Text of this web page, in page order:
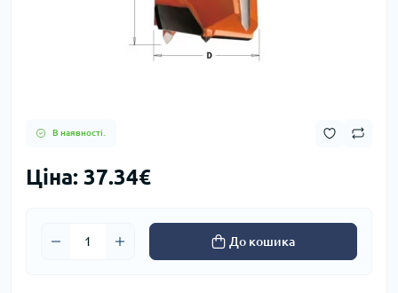
В наявності.
Ціна: 37.34€
До кошика